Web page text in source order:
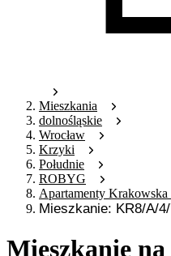
Mieszkania
dolnośląskie
Wrocław
Krzyki
Południe
ROBYG
Apartamenty
Mieszkanie: KR8/A/
Mieszkanie na